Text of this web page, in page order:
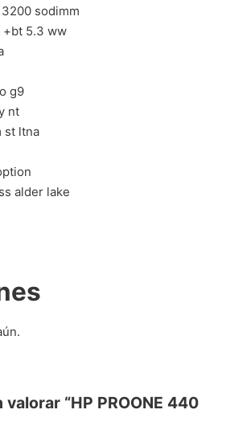
sodimm
5.3 ww
g9
nt
st ltna
alder lake
“HP PROONE 440